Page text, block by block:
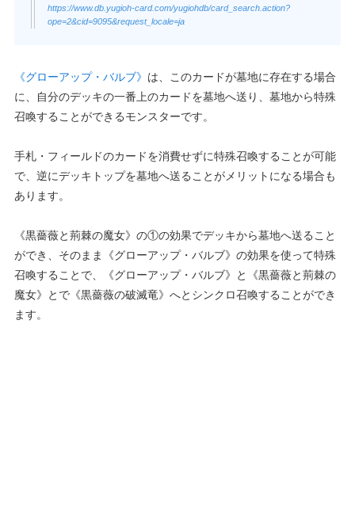
https://www.db.yugioh-card.com/yugiohdb/card_search.action?
ope=2&cid=9095&request_locale=ja
《グローアップ・バルブ》 は、このカードが墓地に存在する場合
に、自分のデッキの一番上のカードを墓地へ送り、墓地から特殊
召喚することができるモンスターです。
手札・フィールドのカードを消費せずに特殊召喚することが可能
で、逆にデッキトップを墓地へ送ることがメリットになる場合も
あります。
《黒薔薇と荊棘の魔女》の①の効果でデッキから墓地へ送ること
ができ、そのまま《グローアップ・バルブ》の効果を使って特殊
召喚することで、《グローアップ・バルブ》と《黒薔薇と荊棘の
魔女》とで《黒薔薇の破滅竜》へとシンクロ召喚することができ
ます。